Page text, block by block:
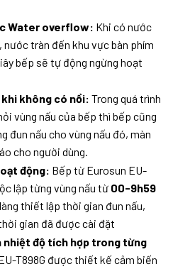
Water overflow: Khi có nước
tràn đến khu vực bàn phím
bếp sẽ tự động ngừng hoạt
không có nồi: Trong quá trình
vùng nấu của bếp thì bếp cũng
đun nấu cho vùng nấu đó, màn
cho người dùng.
động: Bếp từ Eurosun EU-
lập từng vùng nấu từ 00-9h59
thiết lập thời gian đun nấu,
gian đã được cài đặt
nhiệt độ tích hợp trong từng
T898G được thiết kế cảm biến